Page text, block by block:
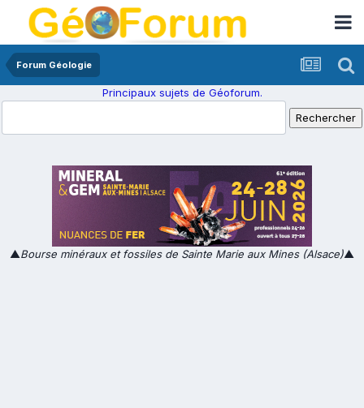
Forum Géologie
Principaux sujets de Géoforum.
▲Bourse minéraux et fossiles de Sainte Marie aux Mines (Alsace)▲